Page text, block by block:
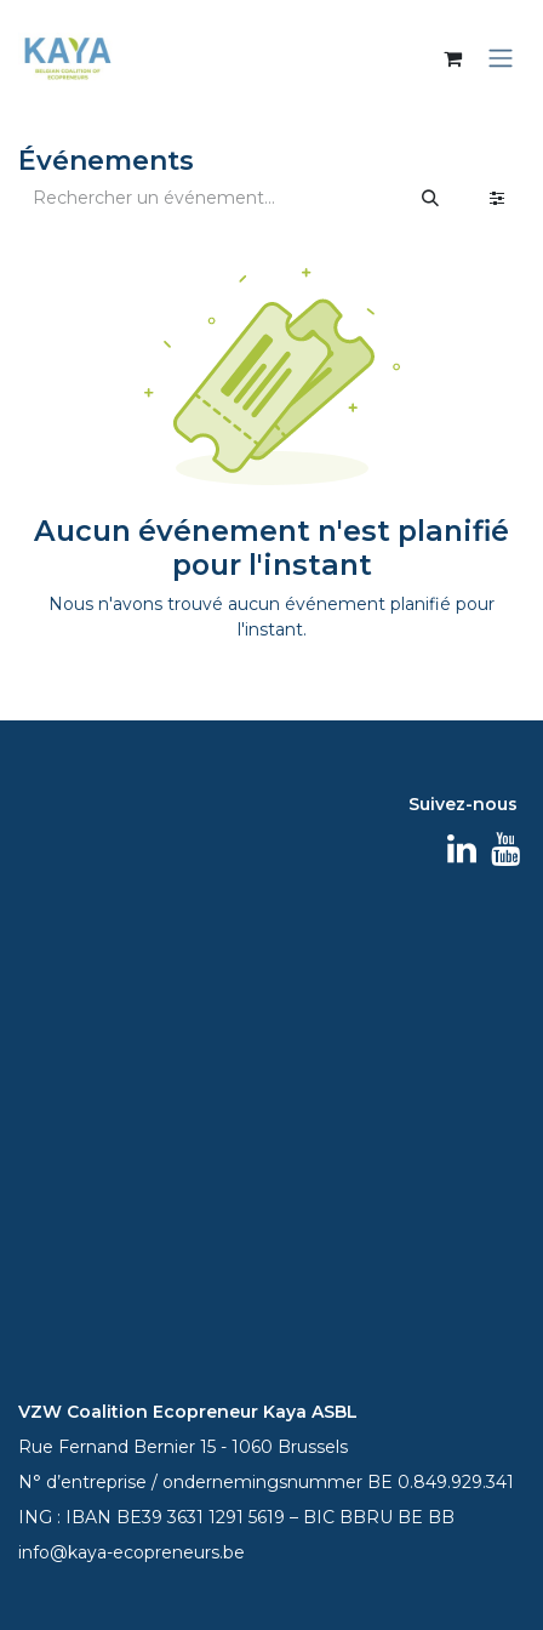
Événements
Aucun événement n'est planifié
pour l'instant
Nous n'avons trouvé aucun événement planifié pour
l'instant.
Suivez-nous
VZW Coalition Ecopreneur Kaya ASBL
Rue Fernand Bernier 15 - 1060 Brussels
N° d’entreprise / ondernemingsnummer BE 0.849.929.341
ING : IBAN BE393631 1291 5619 – BIC BBRU BE BB
info@kaya-ecopreneurs.be